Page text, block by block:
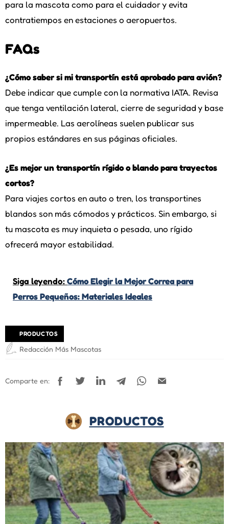
para la mascota como para el cuidador y evita
contratiempos en estaciones o aeropuertos.
FAQs
¿Cómo saber si mi transportín está aprobado para avión?
Debe indicar que cumple con la normativa IATA. Revisa
que tenga ventilación lateral, cierre de seguridad y base
impermeable. Las aerolíneas suelen publicar sus
propios estándares en sus páginas oficiales.
¿Es mejor un transportín rígido o blando para trayectos
cortos?
Para viajes cortos en auto o tren, los transportines
blandos son más cómodos y prácticos. Sin embargo, si
tu mascota es muy inquieta o pesada, uno rígido
ofrecerá mayor estabilidad.
Siga leyendo:Cómo Elegir la Mejor Correa para
Perros Pequeños: Materiales Ideales
PRODUCTOS
Redacción Más Mascotas
Comparte en:
PRODUCTOS